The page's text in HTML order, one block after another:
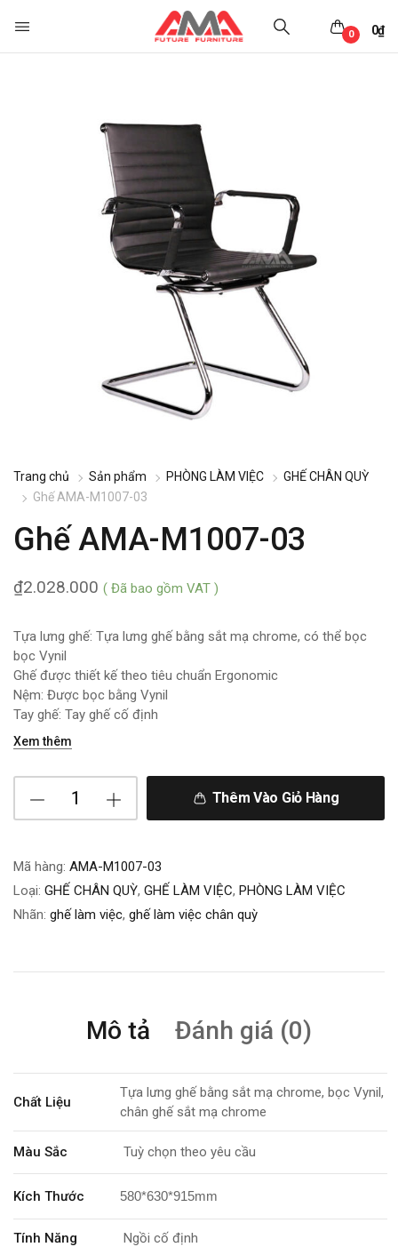
0₫
0
Trang chủ Sản phẩm PHÒNG LÀM VIỆC
GHẾ CHÂN QUỲ
Ghế AMA-M1007-03
Ghế AMA-M1007-03
2.028.000
₫ ( Đã bao gồm VAT )
Tựa lưng ghế: Tựa lưng ghế bằng sắt mạ chrome, có thể bọc
bọc Vynil
Ghế được thiết kế theo tiêu chuẩn Ergonomic
Nệm: Được bọc bằng Vynil
Tay ghế: Tay ghế cố định
Xem thêm
Thêm Vào Giỏ Hàng
Mã hàng: AMA-M1007-03
Loại: GHẾ CHÂN QUỲ, GHẾ LÀM VIỆC, PHÒNG LÀM VIỆC
Nhãn: ghế làm việc, ghế làm việc chân quỳ
Mô tả Đánh giá (0)
Chất Liệu
Tựa lưng ghế bằng sắt mạ chrome, bọc Vynil,
chân ghế sắt mạ chrome
Màu Sắc Tuỳ chọn theo yêu cầu
Kích Thước 580*630*915mm
Tính Năng Ngồi cố định